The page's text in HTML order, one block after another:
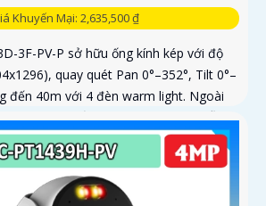
Khuyến Mại: 2,635,500 ₫
3F-PV-P sở hữu ống kính kép với độ
quay quét Pan 0°–352°, Tilt 0°–
đến 40m với 4 đèn warm light. Ngoài
còn đạt chuẩn chống nước IP66, hỗ trợ
kết nối Wi-Fi 2